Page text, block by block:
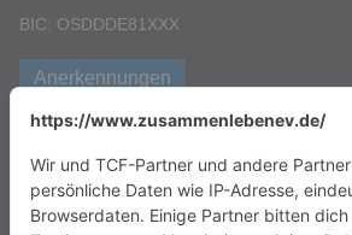
BIC: OSDDDE81XXX
Anerkennungen